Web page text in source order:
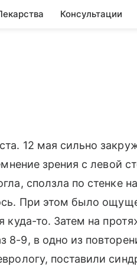
Консультации
12 мая сильно
зрения с левой
сползла по стенке
При этом было
куда-то. Затем на
8-9, в одно из
поставили